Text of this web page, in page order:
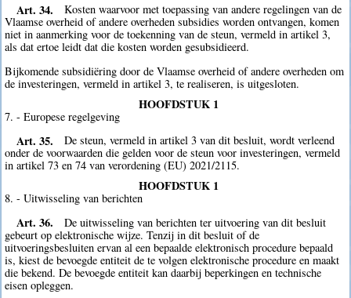
Art. 34.
Kosten waarvoor met toepassing van andere regelingen van de
Vlaamse overheid of andere overheden subsidies worden ontvangen, komen
niet in aanmerking voor de toekenning van de steun, vermeld in artikel 3,
als dat ertoe leidt dat die kosten worden gesubsidieerd.
Bijkomende subsidiëring door de Vlaamse overheid of andere overheden om
de investeringen, vermeld in artikel 3, te realiseren, is uitgesloten.
HOOFDSTUK 1
7. - Europese regelgeving
Art. 35.
De steun, vermeld in artikel 3 van dit besluit, wordt verleend
onder de voorwaarden die gelden voor de steun voor investeringen, vermeld
in artikel 73 en 74 van verordening (EU) 2021/2115.
HOOFDSTUK 1
8. - Uitwisseling van berichten
Art. 36.
De uitwisseling van berichten ter uitvoering van dit besluit
gebeurt op elektronische wijze. Tenzij in dit besluit of de
uitvoeringsbesluiten ervan al een bepaalde elektronisch procedure bepaald
is, kiest de bevoegde entiteit de te volgen elektronische procedure en maakt
die bekend. De bevoegde entiteit kan daarbij beperkingen en technische
eisen opleggen.